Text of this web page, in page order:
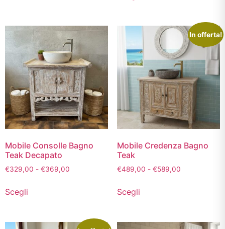
Mobile Consolle Bagno
Teak Decapato
€329,00 - €369,00
Scegli
In offerta!
Mobile Credenza Bagno
Teak
€489,00 - €589,00
Scegli